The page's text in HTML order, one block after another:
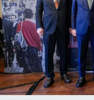
KURUMSAL